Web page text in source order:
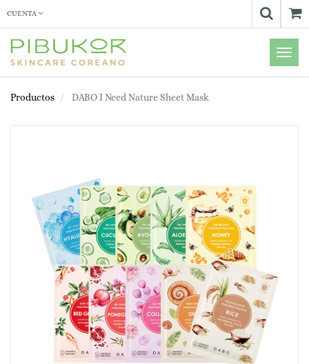
CUENTA
Menú
de
Productos
DABO I Need Nature Sheet Mask